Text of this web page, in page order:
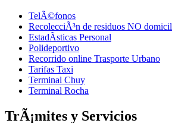
TelÃ©fonos
RecolecciÃ³n de residuos NO
EstadÃ­sticas Personal
Polideportivo
Recorrido online Trasporte Urbano
Tarifas Taxi
Terminal Chuy
Terminal Rocha
TrÃ¡mites y Servicios